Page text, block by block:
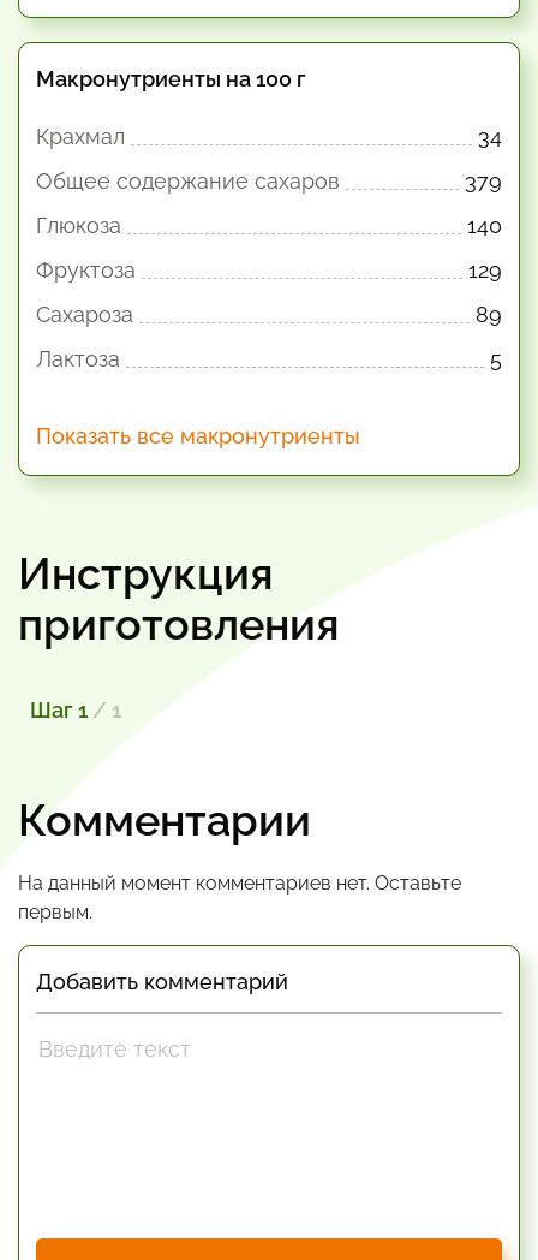
Макронутриенты на 100 г
Крахмал
34
Общее содержание сахаров
379
Глюкоза
140
Фруктоза
129
Сахароза
89
Лактоза
5
Показать все макронутриенты
Инструкция
приготовления
Шаг 1 / 1
Комментарии
На данный момент комментариев нет. Оставьте
первым.
Добавить комментарий